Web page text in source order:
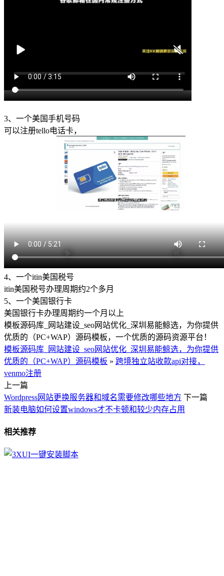
3、一个美国手机号码
可以注册tello电话卡，
4、一个itin美国税号
itin美国税号办理周期约2个多月
5、一个美国银行卡
美国银行卡办理周期约一个月以上
模板源码库_网站建设_seo网站优化_深圳易能鲸选，为你提供
优质的（PC+WAP）源码模板，一个优质的源码资源平台！
模板源码库_网站建设_seo网站优化_深圳易能鲸选，为你提供
优质的（PC+WAP）源码模板 » 跨境独立站收款api对接，
venmo注册
上一篇
Wordpress网站更换服务器和域名需要修改哪些地方 下一篇
新装电脑如何设置windows才不卡顿和较少内存占用
相关推荐